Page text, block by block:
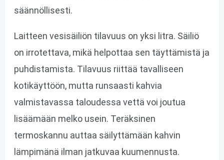
säännöllisesti.
Laitteen vesisäiliön tilavuus on yksi litra. Säiliö
on irrotettava, mikä helpottaa sen täyttämistä ja
puhdistamista. Tilavuus riittää tavalliseen
kotikäyttöön, mutta runsaasti kahvia
valmistavassa taloudessa vettä voi joutua
lisäämään melko usein. Teräksinen
termoskannu auttaa säilyttämään kahvin
lämpimänä ilman jatkuvaa kuumennusta.